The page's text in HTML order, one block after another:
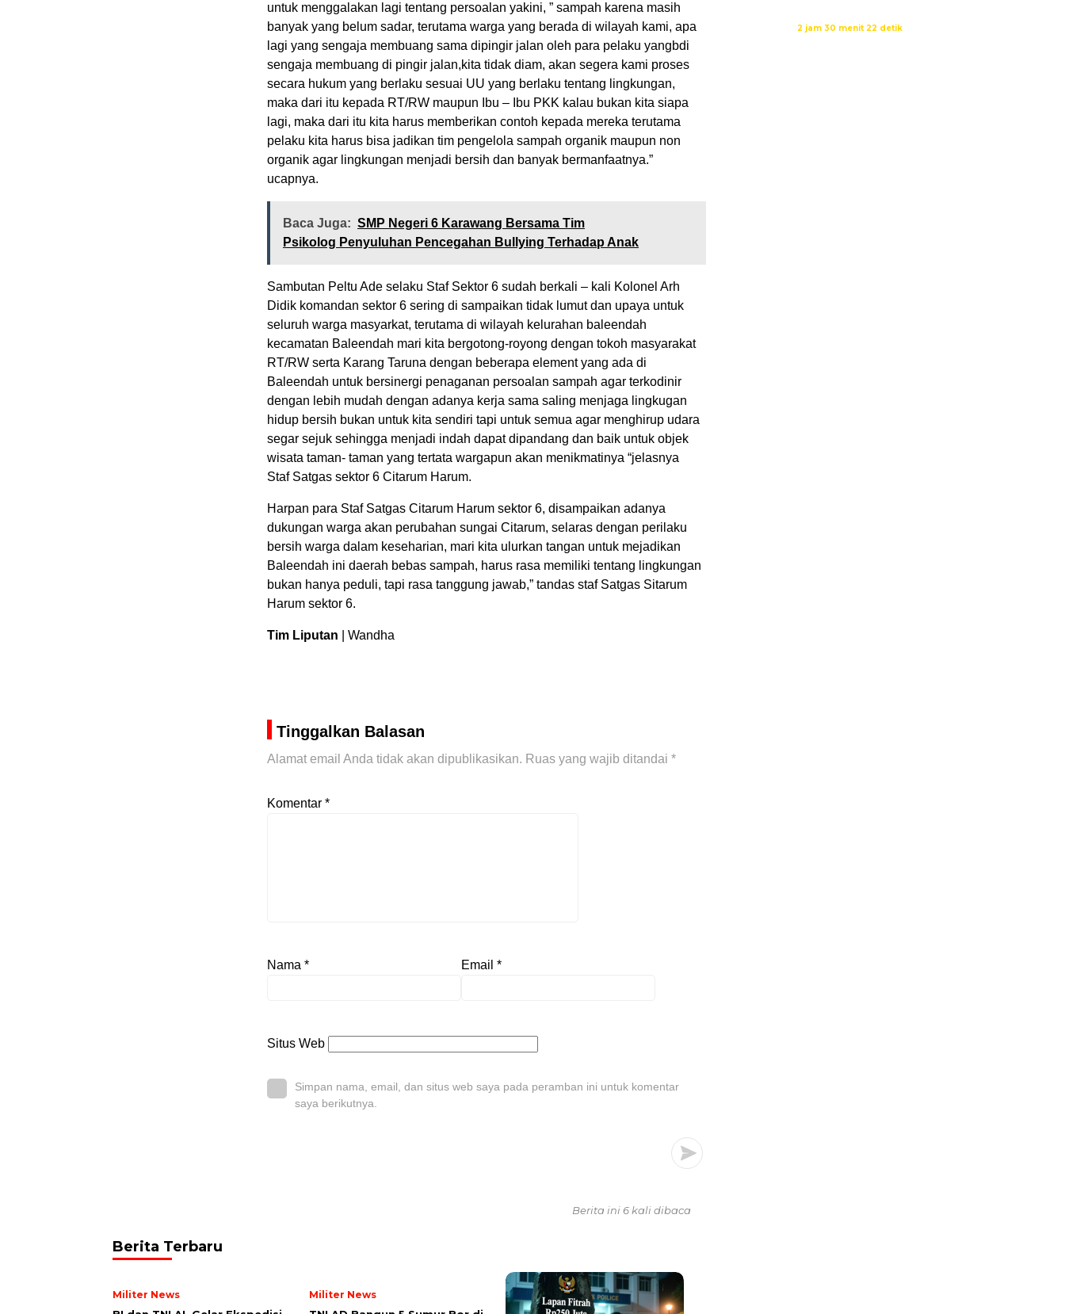
untuk menggalakan lagi tentang persoalan yakini, ” sampah karena masih
banyak yang belum sadar, terutama warga yang berada di wilayah kami, apa
lagi yang sengaja membuang sama dipingir jalan oleh para pelaku yangbdi
sengaja membuang di pingir jalan,kita tidak diam, akan segera kami proses
secara hukum yang berlaku sesuai UU yang berlaku tentang lingkungan,
maka dari itu kepada RT/RW maupun Ibu – Ibu PKK kalau bukan kita siapa
lagi, maka dari itu kita harus memberikan contoh kepada mereka terutama
pelaku kita harus bisa jadikan tim pengelola sampah organik maupun non
organik agar lingkungan menjadi bersih dan banyak bermanfaatnya.”
ucapnya.
Baca Juga: SMP Negeri 6 Karawang Bersama Tim
Psikolog Penyuluhan Pencegahan Bullying Terhadap Anak
Sambutan Peltu Ade selaku Staf Sektor 6 sudah berkali – kali Kolonel Arh
Didik komandan sektor 6 sering di sampaikan tidak lumut dan upaya untuk
seluruh warga masyarkat, terutama di wilayah kelurahan baleendah
kecamatan Baleendah mari kita bergotong-royong dengan tokoh masyarakat
RT/RW serta Karang Taruna dengan beberapa element yang ada di
Baleendah untuk bersinergi penaganan persoalan sampah agar terkodinir
dengan lebih mudah dengan adanya kerja sama saling menjaga lingkugan
hidup bersih bukan untuk kita sendiri tapi untuk semua agar menghirup udara
segar sejuk sehingga menjadi indah dapat dipandang dan baik untuk objek
wisata taman- taman yang tertata wargapun akan menikmatinya “jelasnya
Staf Satgas sektor 6 Citarum Harum.
Harpan para Staf Satgas Citarum Harum sektor 6, disampaikan adanya
dukungan warga akan perubahan sungai Citarum, selaras dengan perilaku
bersih warga dalam keseharian, mari kita ulurkan tangan untuk mejadikan
Baleendah ini daerah bebas sampah, harus rasa memiliki tentang lingkungan
bukan hanya peduli, tapi rasa tanggung jawab,” tandas staf Satgas Sitarum
Harum sektor 6.
Tim Liputan | Wandha
Tinggalkan Balasan
Alamat email Anda tidak akan dipublikasikan. Ruas yang wajib ditandai *
Komentar *
Nama * Email *
Situs Web
Simpan nama, email, dan situs web saya pada peramban ini untuk komentar
saya berikutnya.
Berita ini 6 kali dibaca
Berita Terbaru
Militer News Militer News
2 jam 30 menit 21 detik